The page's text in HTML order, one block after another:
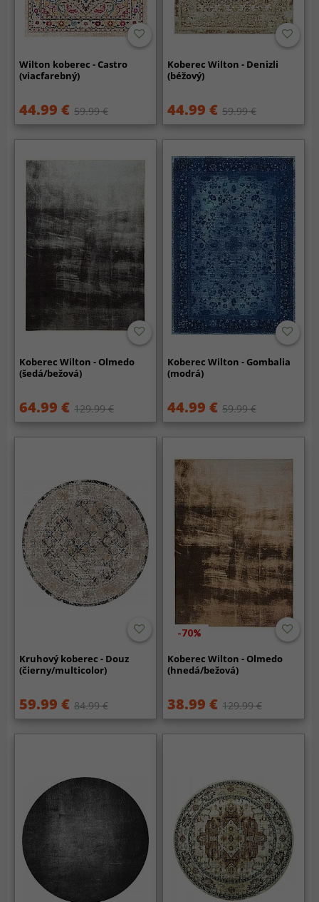
Wilton koberec - Castro
(viacfarebný)
44.99 € 59.99 €
Koberec Wilton - Denizli
(béžový)
44.99 € 59.99 €
Koberec Wilton - Olmedo
(šedá/bežová)
64.99 € 129.99 €
Koberec Wilton - Gombalia
(modrá)
44.99 € 59.99 €
Kruhový koberec - Douz
(čierny/multicolor)
59.99 € 84.99 €
-70%
Koberec Wilton - Olmedo
(hnedá/bežová)
38.99 € 129.99 €